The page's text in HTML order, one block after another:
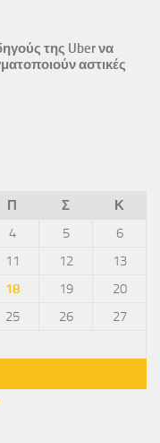
της Uber να
αστικές
Π Σ
Κ
4 5
6
11 12
13
18 19
20
25 26
27